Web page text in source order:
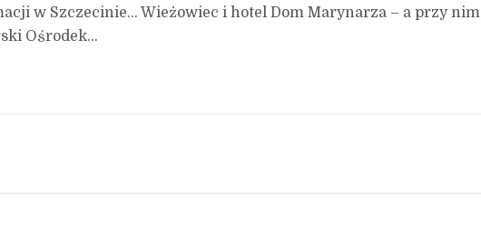
w Szczecinie… Wieżowiec i hotel Dom Marynarza – a przy nim
Ośrodek...